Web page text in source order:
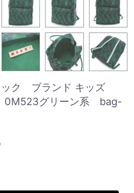
ック ブランド キッズ
グリーン系 bag-